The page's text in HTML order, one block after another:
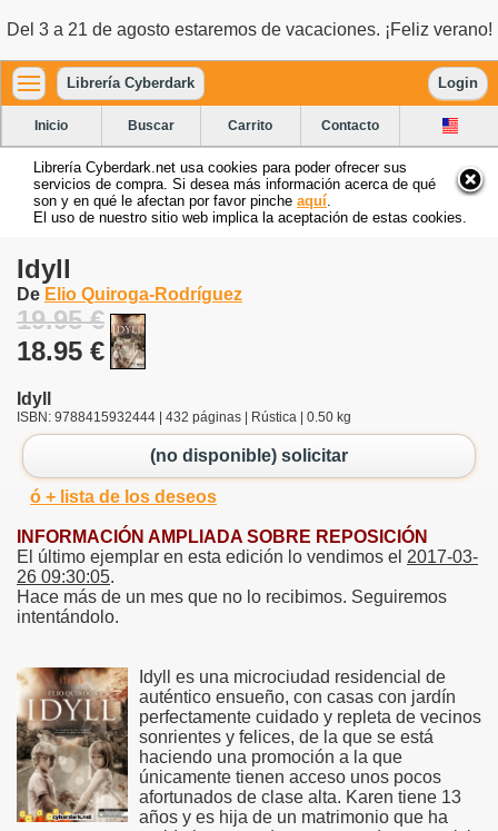
Del 3 a 21 de agosto estaremos de vacaciones. ¡Feliz verano!
Librería Cyberdark Login
Inicio Buscar Carrito Contacto
Librería Cyberdark.net usa cookies para poder ofrecer sus
servicios de compra. Si desea más información acerca de qué
son y en qué le afectan por favor pinche aquí
El uso de nuestro sitio web implica la aceptación de estas cookies.
Idyll
De Elio Quiroga-Rodríguez
19.95 €
18.95 €
Idyll
ISBN: 9788415932444 | 432 páginas | Rústica | 0.50 kg
(no disponible) solicitar
ó + lista de los deseos
INFORMACIÓN AMPLIADA SOBRE REPOSICIÓN
El último ejemplar en esta edición lo vendimos el 2017-03-
26 09:30:05.
Hace más de un mes que no lo recibimos. Seguiremos
intentándolo.
Idyll es una microciudad residencial de
auténtico ensueño, con casas con jardín
perfectamente cuidado y repleta de vecinos
sonrientes y felices, de la que se está
haciendo una promoción a la que
únicamente tienen acceso unos pocos
afortunados de clase alta. Karen tiene 13
años y es hija de un matrimonio que ha